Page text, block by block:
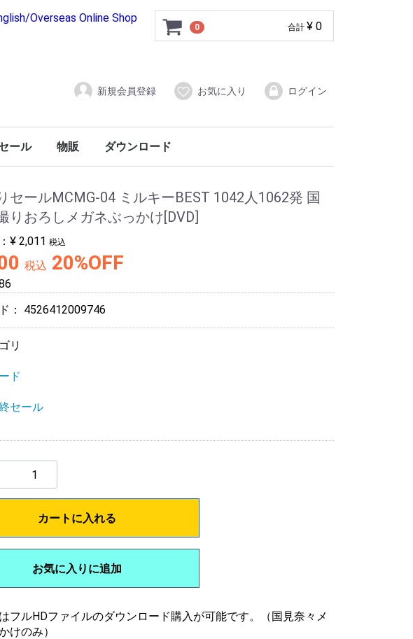
Overseas Online Shop
0 合計 ¥ 0
新規会員登録 お気に入り ログイン
ール 物販 ダウンロード
セールMCMG-04 ミルキーBEST 1042人1062発 国
りおろしメガネぶっかけ[DVD]
¥ 2,011 税込
税込 20%OFF
： 4526412009746
リ
ド
セール
カートに入れる
お気に入りに追加
フルHDファイルのダウンロード購入が可能です。（国見奈々メ
けのみ）